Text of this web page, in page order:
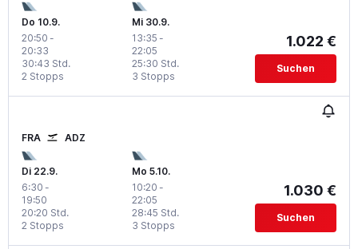
Do 10.9.
20:50 -
20:33
2 Stopps
30:43 Std.
Mi 30.9.
13:35 -
22:05
3 Stopps
25:30 Std.
1.022 €
Suchen
FRA ADZ
Di 22.9.
6:30 -
19:50
2 Stopps
20:20 Std.
Mo 5.10.
10:20 -
22:05
3 Stopps
28:45 Std.
1.030 €
Suchen